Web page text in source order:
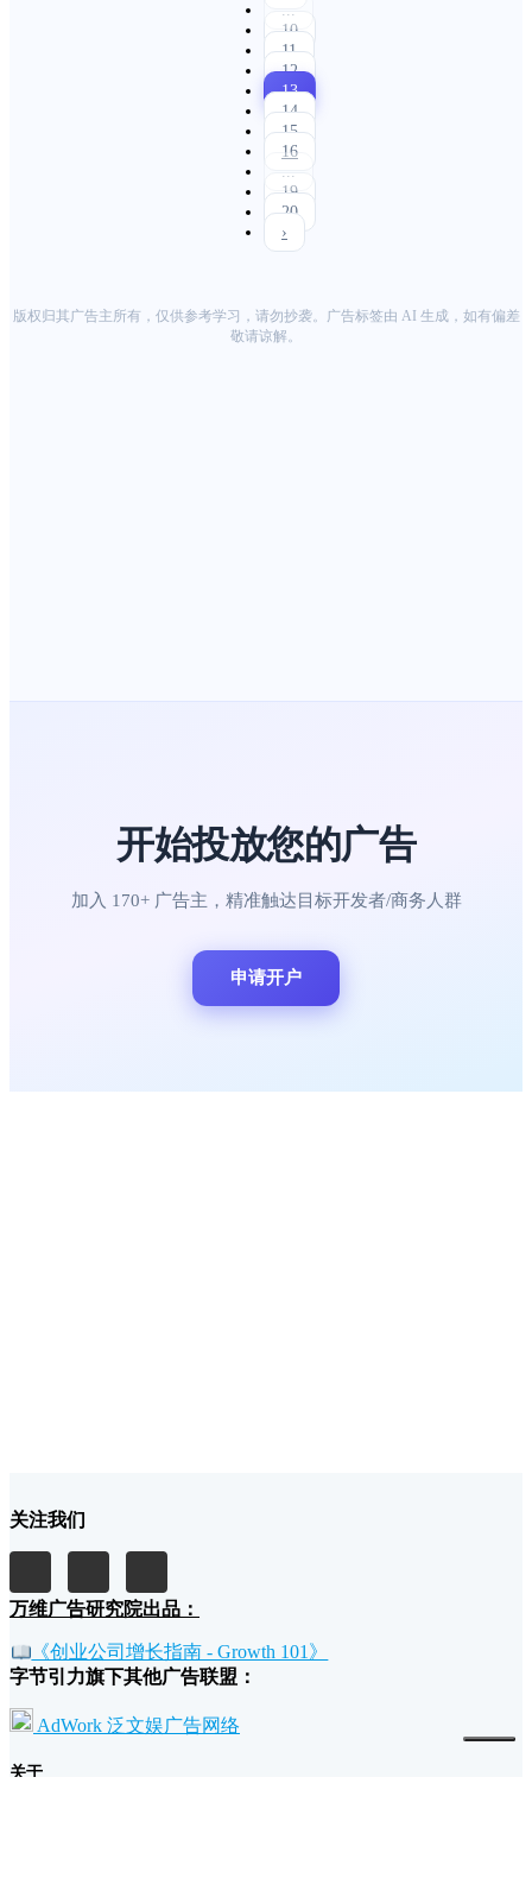
10
11
12
13
14
15
16
19
20
›
版权归其广告主所有，仅供参考学习，请勿抄袭。广告标签由 AI 生成，如有偏差
敬请谅解。
开始投放您的广告
加入 170+ 广告主，精准触达目标开发者/商务人群
申请开户
关注我们
万维广告研究院出品：
《创业公司增长指南 - Growth 101》
字节引力旗下其他广告联盟：
AdWork 泛文娱广告网络
关于